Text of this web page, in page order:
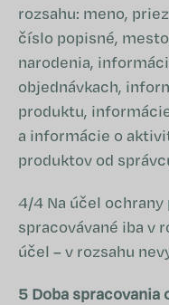
rozsahu: meno,
číslo popisné,
narodenia,
objednávkach,
produktu,
a informácie o
produktov od
4/4 Na účel ochrany
spracovávané iba v
účel – v rozsahu
5 Doba spracovania